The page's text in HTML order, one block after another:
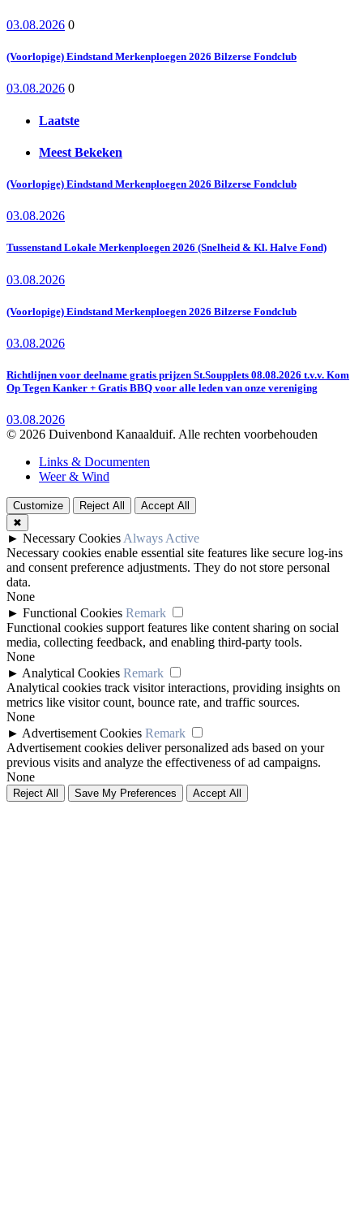
03.08.2026 0
(Voorlopige) Eindstand Merkenploegen 2026 Bilzerse Fondclub
03.08.2026 0
Laatste
Meest Bekeken
(Voorlopige) Eindstand Merkenploegen 2026 Bilzerse Fondclub
03.08.2026
Tussenstand Lokale Merkenploegen 2026 (Snelheid & Kl. Halve Fond)
03.08.2026
(Voorlopige) Eindstand Merkenploegen 2026 Bilzerse Fondclub
03.08.2026
Richtlijnen voor deelname gratis prijzen St.Soupplets 08.08.2026 t.v.v. Kom
Op Tegen Kanker + Gratis BBQ voor alle leden van onze vereniging
03.08.2026
© 2026 Duivenbond Kanaalduif. Alle rechten voorbehouden
Links & Documenten
Weer & Wind
Customize Reject All
Accept All
✖
► Necessary Cookies Always Active
Necessary cookies enable essential site features like secure log-ins
and consent preference adjustments. They do not store personal
data.
None
► Functional Cookies Remark
Functional cookies support features like content sharing on social
media, collecting feedback, and enabling third-party tools.
None
► Analytical Cookies Remark
Analytical cookies track visitor interactions, providing insights on
metrics like visitor count, bounce rate, and traffic sources.
None
► Advertisement Cookies Remark
Advertisement cookies deliver personalized ads based on your
previous visits and analyze the effectiveness of ad campaigns.
None
Reject All Save My Preferences Accept All